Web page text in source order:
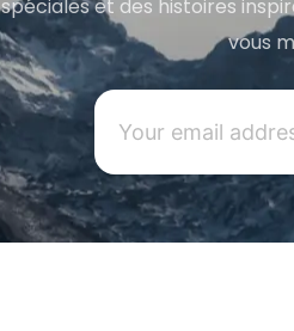
spéciales et des histoires
vous